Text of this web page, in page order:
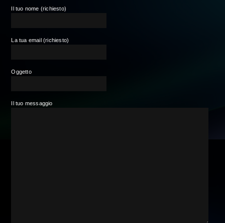
Il tuo nome (richiesto)
La tua email (richiesto)
Oggetto
Il tuo messaggio